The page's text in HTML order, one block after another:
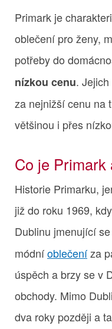
Primark je
oblečení pro ženy,
potřeby do
nízkou cenu.
za nejnižší cenu na
většinou i přes
Co je Primark
Historie Primarku,
již do roku 1969,
Dublinu jmenující se
módníoblečeníza
úspěch a brzy se v
obchody. Mimo
dva roky později a